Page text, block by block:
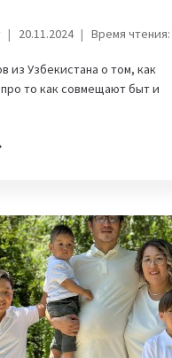
20.11.2024 Время чтения:
из Узбекистана о том, как
то как совмещают быт и